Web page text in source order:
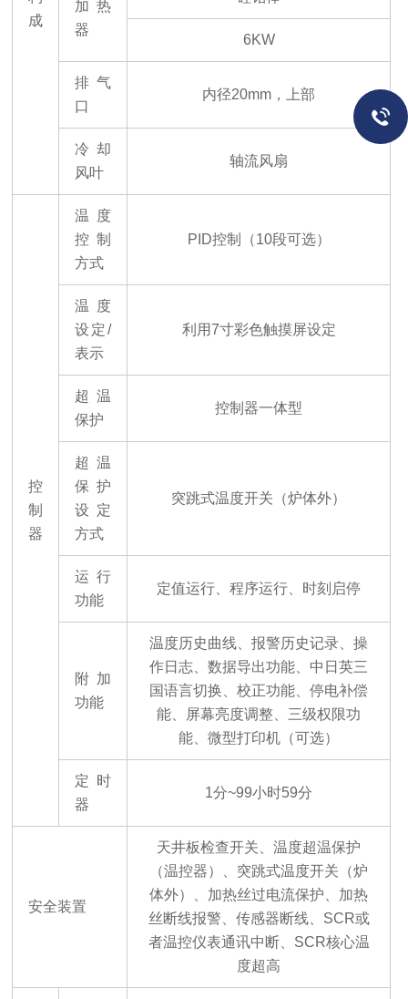
成
加热
器
6KW
排气
口
内径20mm，上部
冷却
风叶
轴流风扇
控
制
器
温度
控制
方式
PID控制（10段可选）
温度
设定/
表示
利用7寸彩色触摸屏设定
超温
保护
控制器一体型
超温
保护
设定
方式
突跳式温度开关（炉体外）
运行
功能
定值运行、程序运行、时刻启停
附加
功能
温度历史曲线、报警历史记录、操
作日志、数据导出功能、中日英三
国语言切换、校正功能、停电补偿
能、屏幕亮度调整、三级权限功
能、微型打印机（可选）
定时
器
1分~99小时59分
安全装置
天井板检查开关、温度超温保护
（温控器）、突跳式温度开关（炉
体外）、加热丝过电流保护、加热
丝断线报警、传感器断线、 SCR或
者温控仪表通讯中断、SCR核心温
度超高